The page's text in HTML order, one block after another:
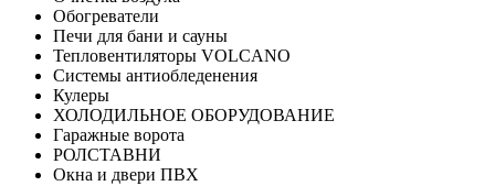
Обогреватели
Печи для бани и сауны
Тепловентиляторы VOLCANO
Системы антиобледенения
Кулеры
ХОЛОДИЛЬНОЕ ОБОРУДОВАНИЕ
Гаражные ворота
РОЛСТАВНИ
Окна и двери ПВХ